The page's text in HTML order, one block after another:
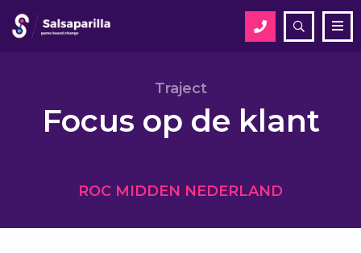
Open
zoekveld
Zoek
Traject
Focus op de klant
ROC MIDDEN NEDERLAND